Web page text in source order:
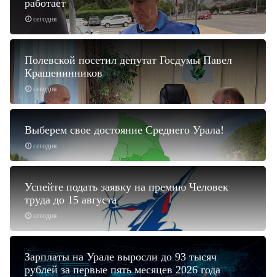
сегодня
работает
сегодня
Полевской посетил депутат Госдумы Павел
Крашенинников
сегодня
Выберем свое достояние Среднего Урала!
сегодня
Успейте подать заявку на премию Человек
труда до 15 августа
Зарплаты на Урале выросли до 93 тысяч
рублей за первые пять месяцев 2026 года